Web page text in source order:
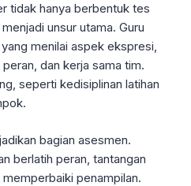
tidak hanya berbentuk tes
unsur utama. Guru
menilai aspek ekspresi,
dan kerja sama tim.
seperti kedisiplinan latihan
bagian asesmen.
berlatih peran, tantangan
penampilan.